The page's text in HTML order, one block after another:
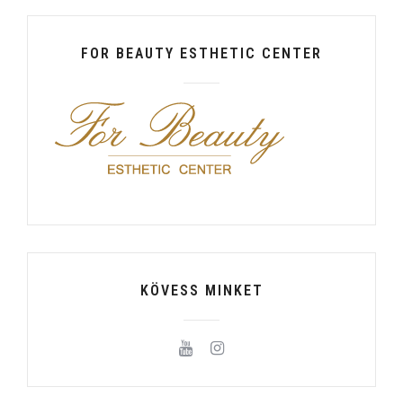
FOR BEAUTY ESTHETIC CENTER
KÖVESS MINKET